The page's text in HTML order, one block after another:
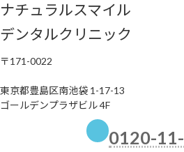
ナチュラルスマイル
デンタルクリニック
〒171-0022
東京都豊島区南池袋 1-17-13
ゴールデンプラザビル 4F
0120-